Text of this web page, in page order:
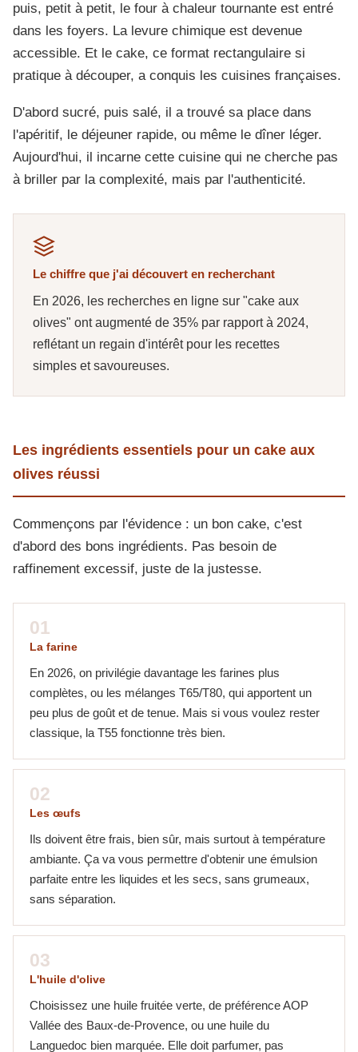
puis, petit à petit, le four à chaleur tournante est entré
dans les foyers. La levure chimique est devenue
accessible. Et le cake, ce format rectangulaire si
pratique à découper, a conquis les cuisines françaises.
D'abord sucré, puis salé, il a trouvé sa place dans
l'apéritif, le déjeuner rapide, ou même le dîner léger.
Aujourd'hui, il incarne cette cuisine qui ne cherche pas
à briller par la complexité, mais par l'authenticité.
Le chiffre que j'ai découvert en recherchant
En 2026, les recherches en ligne sur "cake aux
olives" ont augmenté de 35% par rapport à 2024,
reflétant un regain d'intérêt pour les recettes
simples et savoureuses.
Les ingrédients essentiels pour un cake aux
olives réussi
Commençons par l'évidence : un bon cake, c'est
d'abord des bons ingrédients. Pas besoin de
raffinement excessif, juste de la justesse.
01
La farine
En 2026, on privilégie davantage les farines plus
complètes, ou les mélanges T65/T80, qui apportent un
peu plus de goût et de tenue. Mais si vous voulez rester
classique, la T55 fonctionne très bien.
02
Les œufs
Ils doivent être frais, bien sûr, mais surtout à température
ambiante. Ça va vous permettre d'obtenir une émulsion
parfaite entre les liquides et les secs, sans grumeaux,
sans séparation.
03
L'huile d'olive
Choisissez une huile fruitée verte, de préférence AOP
Vallée des Baux-de-Provence, ou une huile du
Languedoc bien marquée. Elle doit parfumer, pas